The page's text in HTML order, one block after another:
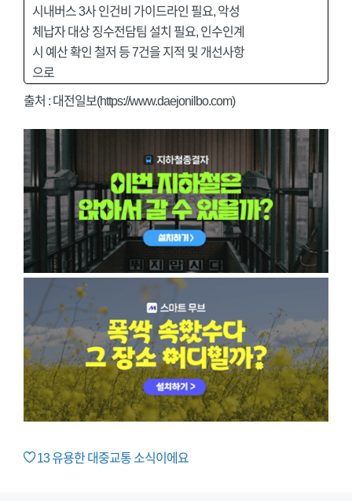
시내버스 3사 인건비 가이드라인 필요, 악성
체납자 대상 징수전담팀 설치 필요, 인수인계
시 예산 확인 철저 등 7건을 지적 및 개선사항
으로
출처 : 대전일보(https://www.daejonilbo.com)
13유용한 대중교통 소식이에요